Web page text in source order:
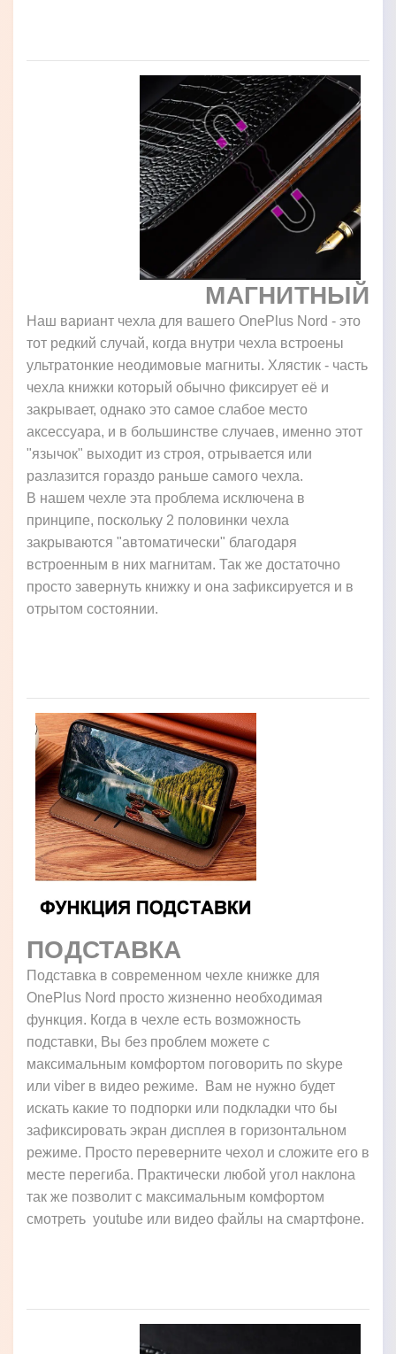
МАГНИТНЫЙ
Наш вариант чехла для вашего OnePlus Nord - это
тот редкий случай, когда внутри чехла встроены
ультратонкие неодимовые магниты. Хлястик - часть
чехла книжки который обычно фиксирует её и
закрывает, однако это самое слабое место
аксессуара, и в большинстве случаев, именно этот
"язычок" выходит из строя, отрывается или
разлазится гораздо раньше самого чехла.
В нашем чехле эта проблема исключена в
принципе, поскольку 2 половинки чехла
закрываются "автоматически" благодаря
встроенным в них магнитам. Так же достаточно
просто завернуть книжку и она зафиксируется и в
отрытом состоянии.
ПОДСТАВКА
Подставка в современном чехле книжке для
OnePlus Nord просто жизненно необходимая
функция. Когда в чехле есть возможность
подставки, Вы без проблем можете с
максимальным комфортом поговорить по skype
или viber в видео режиме. Вам не нужно будет
искать какие то подпорки или подкладки что бы
зафиксировать экран дисплея в горизонтальном
режиме. Просто переверните чехол и сложите его в
месте перегиба. Практически любой угол наклона
так же позволит с максимальным комфортом
смотреть youtube или видео файлы на смартфоне.